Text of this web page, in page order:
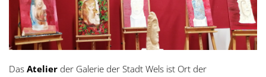
g
a
Das Atelier der Galerie der Stadt Wels ist Ort der